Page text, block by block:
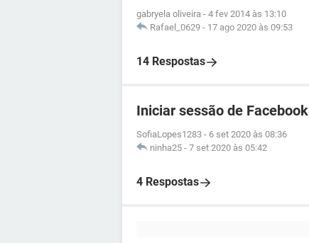
gabryela oliveira - 4 fev 2014 às 13:10
Rafael_0629 - 17 ago 2020 às 09:53
14 Respostas
Iniciar sessão de Facebook
SofiaLopes1283 - 6 set 2020 às 08:36
ninha25 - 7 set 2020 às 05:42
4 Respostas